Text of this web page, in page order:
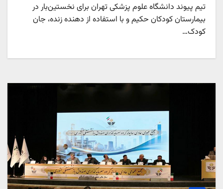
تیم پیوند دانشگاه علوم پزشکی تهران برای نخستین‌بار در
بیمارستان کودکان حکیم و با استفاده از دهنده زنده، جان
کودک…